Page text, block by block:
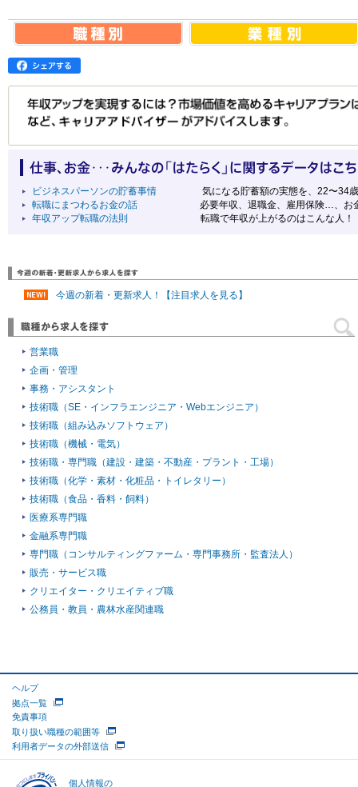
ビジネスパーソンの貯蓄事情
気になる貯蓄額の実態を、22〜34
転職にまつわるお金の話
必要年収、退職金、雇用保険…、お
年収アップ転職の法則
転職で年収が上がるのはこんな人！
今週の新着・更新求人！【注目求人を見る】
営業職
企画・管理
事務・アシスタント
技術職（SE・インフラエンジニア・Webエンジニア）
技術職（組み込みソフトウェア）
技術職（機械・電気）
技術職・専門職（建設・建築・不動産・プラント・工場）
技術職（化学・素材・化粧品・トイレタリー）
技術職（食品・香料・飼料）
医療系専門職
金融系専門職
専門職（コンサルティングファーム・専門事務所・監査法人）
販売・サービス職
クリエイター・クリエイティブ職
公務員・教員・農林水産関連職
ヘルプ
拠点一覧
免責事項
取り扱い職種の範囲等
利用者データの外部送信
個人情報の